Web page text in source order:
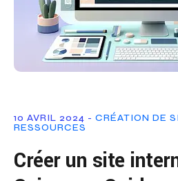
10 AVRIL 2024 - CRÉATION DE
RESSOURCES
Créer un site